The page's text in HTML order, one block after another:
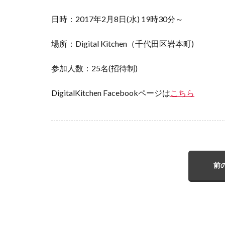
日時：2017年2月8日(水) 19時30分～
場所：Digital Kitchen（千代田区岩本町)
参加人数：25名(招待制)
DigitalKitchen Facebookページはこちら
前